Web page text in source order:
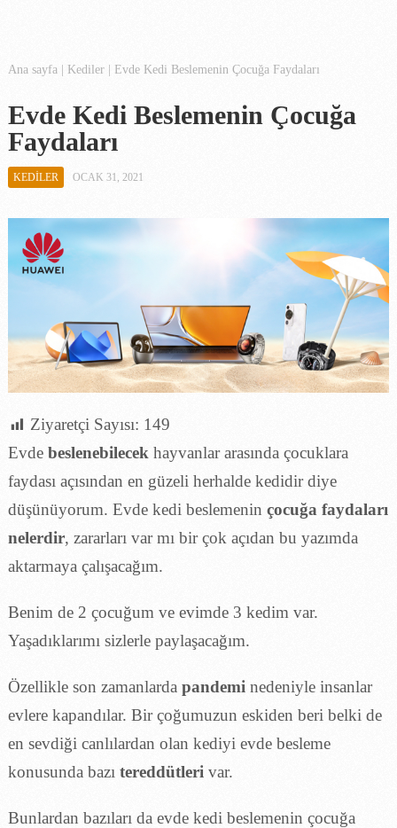
Ana sayfa | Kediler| Evde Kedi Beslemenin Çocuğa Faydaları
Evde Kedi Beslemenin Çocuğa
Faydaları
KEDILER OCAK 31, 2021
Ziyaretçi Sayısı: 149
Evde beslenebilecek hayvanlar arasında çocuklara
faydası açısından en güzeli herhalde kedidir diye
düşünüyorum. Evde kedi beslemenin çocuğa faydaları
nelerdir, zararları var mı bir çok açıdan bu yazımda
aktarmaya çalışacağım.
Benim de 2 çocuğum ve evimde 3 kedim var.
Yaşadıklarımı sizlerle paylaşacağım.
Özellikle son zamanlarda pandemi nedeniyle insanlar
evlere kapandılar. Bir çoğumuzun eskiden beri belki de
en sevdiği canlılardan olan kediyi evde besleme
konusunda bazı tereddütleri var.
Bunlardan bazıları da evde kedi beslemenin çocuğa